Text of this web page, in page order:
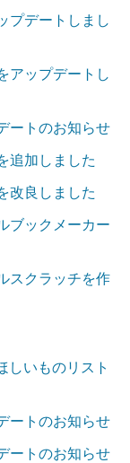
プデートしまし
アップデートし
ートのお知らせ
追加しました
改良しました
ブックメーカー
スクラッチを作
しいものリスト
ートのお知らせ
ートのお知らせ